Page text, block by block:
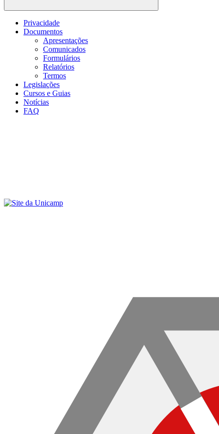
Buscar
Privacidade
Documentos
Apresentações
Comunicados
Formulários
Relatórios
Termos
Legislações
Cursos e Guias
Notícias
FAQ